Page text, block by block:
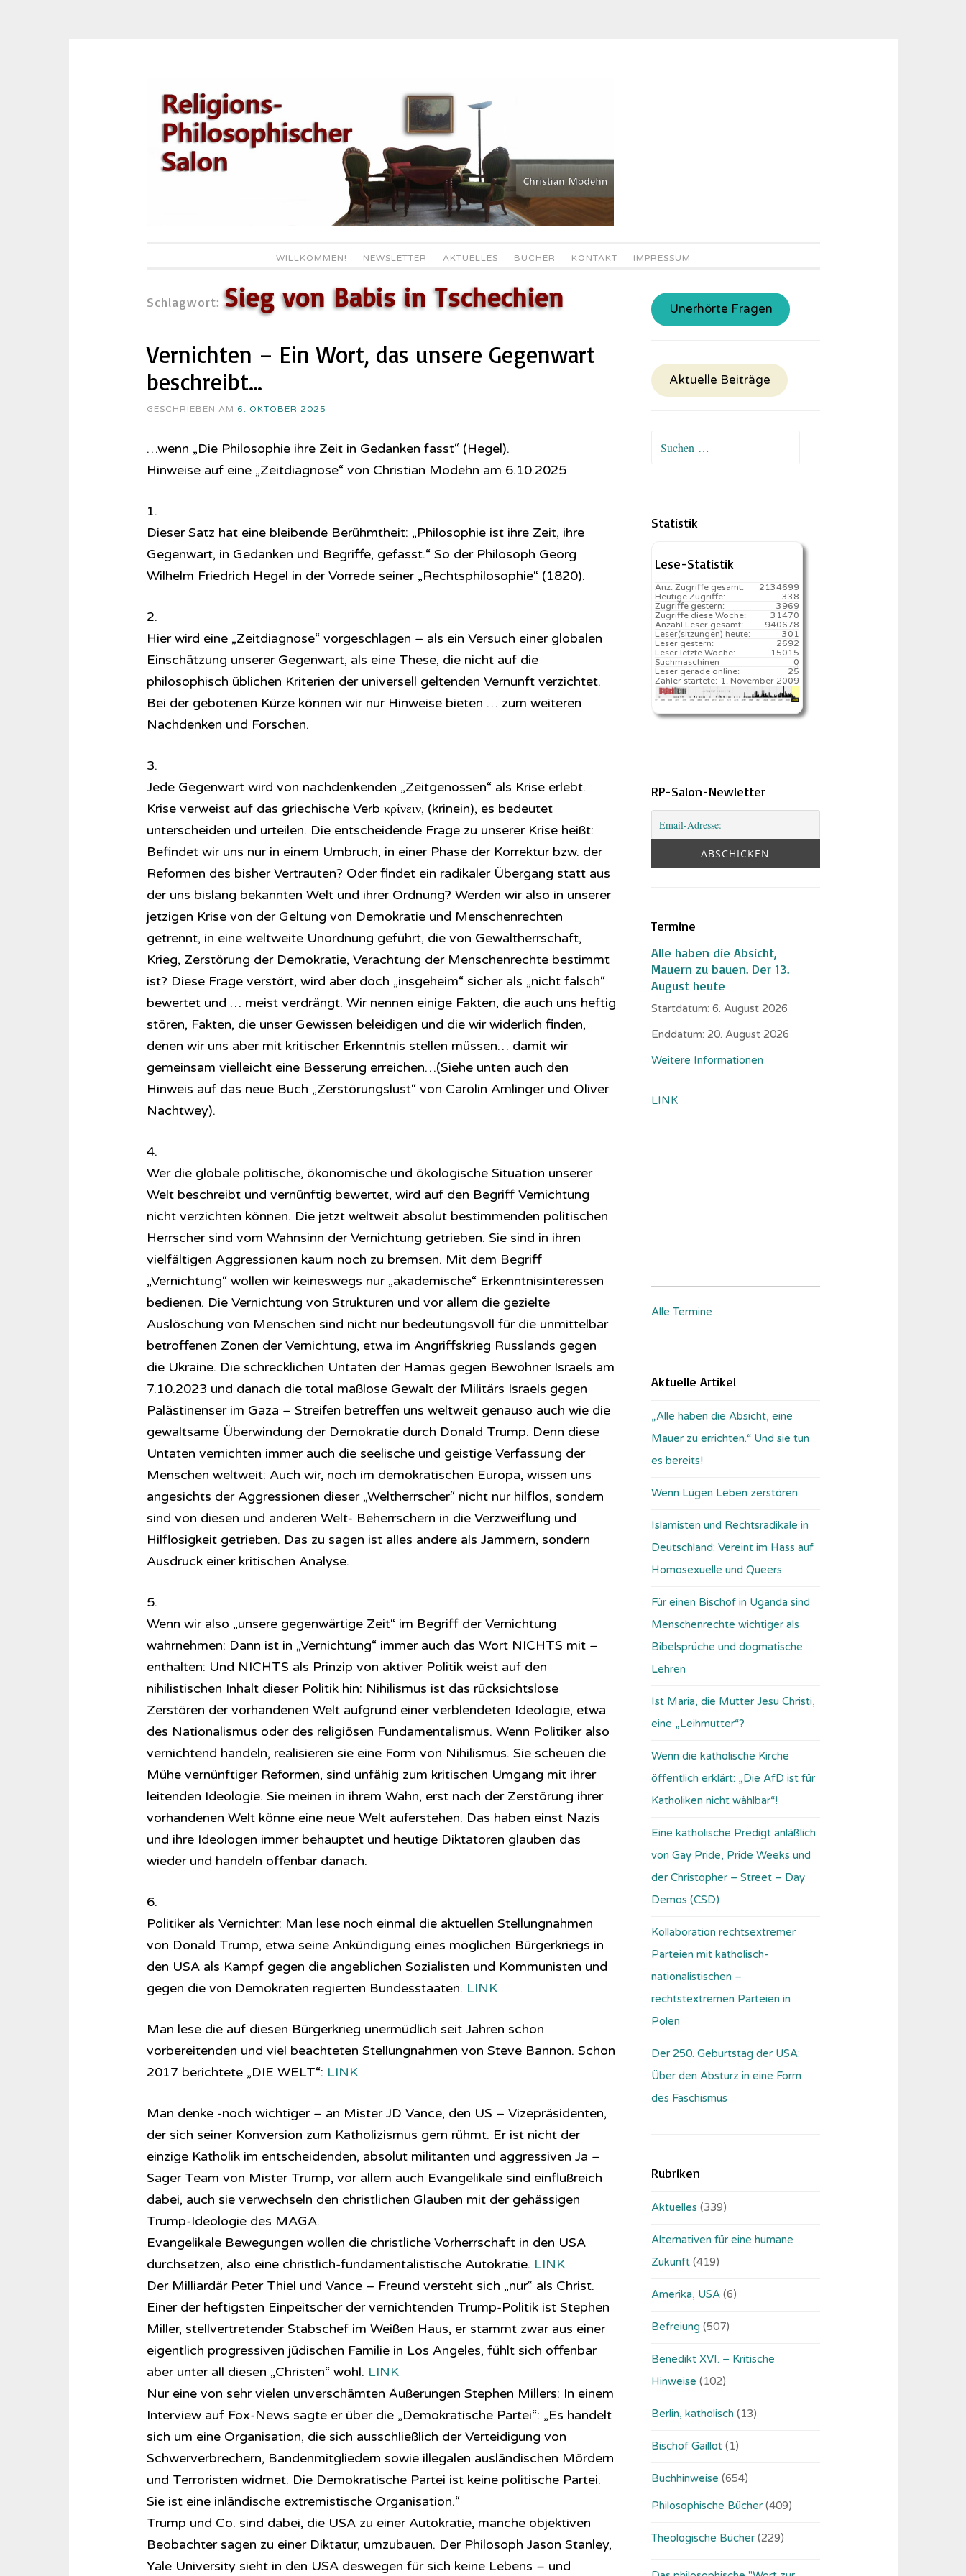
Inhalt
springen
WILLKOMMEN! NEWSLETTER AKTUELLES BÜCHER KONTAKT IMPRESSUM
Schlagwort:Sieg von Babis in Tschechien
Vernichten – Ein Wort, das unsere Gegenwart
beschreibt…
GESCHRIEBEN AM 6. OKTOBER 2025
…wenn „Die Philosophie ihre Zeit in Gedanken fasst“ (Hegel).
Hinweise auf eine „Zeitdiagnose“ von Christian Modehn am 6.10.2025
1.
Dieser Satz hat eine bleibende Berühmtheit: „Philosophie ist ihre Zeit, ihre
Gegenwart, in Gedanken und Begriffe, gefasst.“ So der Philosoph Georg
Wilhelm Friedrich Hegel in der Vorrede seiner „Rechtsphilosophie“ (1820).
2.
Hier wird eine „Zeitdiagnose“ vorgeschlagen – als ein Versuch einer globalen
Einschätzung unserer Gegenwart, als eine These, die nicht auf die
philosophisch üblichen Kriterien der universell geltenden Vernunft verzichtet.
Bei der gebotenen Kürze können wir nur Hinweise bieten … zum weiteren
Nachdenken und Forschen.
3.
Jede Gegenwart wird von nachdenkenden „Zeitgenossen“ als Krise erlebt.
Krise verweist auf das griechische Verb κρίνειν, (krinein), es bedeutet
unterscheiden und urteilen. Die entscheidende Frage zu unserer Krise heißt:
Befindet wir uns nur in einem Umbruch, in einer Phase der Korrektur bzw. der
Reformen des bisher Vertrauten? Oder findet ein radikaler Übergang statt aus
der uns bislang bekannten Welt und ihrer Ordnung? Werden wir also in unserer
jetzigen Krise von der Geltung von Demokratie und Menschenrechten
getrennt, in eine weltweite Unordnung geführt, die von Gewaltherrschaft,
Krieg, Zerstörung der Demokratie, Verachtung der Menschenrechte bestimmt
ist? Diese Frage verstört, wird aber doch „insgeheim“ sicher als „nicht falsch“
bewertet und … meist verdrängt. Wir nennen einige Fakten, die auch uns heftig
stören, Fakten, die unser Gewissen beleidigen und die wir widerlich finden,
denen wir uns aber mit kritischer Erkenntnis stellen müssen… damit wir
gemeinsam vielleicht eine Besserung erreichen…(Siehe unten auch den
Hinweis auf das neue Buch „Zerstörungslust“ von Carolin Amlinger und Oliver
Nachtwey).
4.
Wer die globale politische, ökonomische und ökologische Situation unserer
Welt beschreibt und vernünftig bewertet, wird auf den Begriff Vernichtung
nicht verzichten können. Die jetzt weltweit absolut bestimmenden politischen
Herrscher sind vom Wahnsinn der Vernichtung getrieben. Sie sind in ihren
vielfältigen Aggressionen kaum noch zu bremsen. Mit dem Begriff
„Vernichtung“ wollen wir keineswegs nur „akademische“ Erkenntnisinteressen
bedienen. Die Vernichtung von Strukturen und vor allem die gezielte
Auslöschung von Menschen sind nicht nur bedeutungsvoll für die unmittelbar
betroffenen Zonen der Vernichtung, etwa im Angriffskrieg Russlands gegen
die Ukraine. Die schrecklichen Untaten der Hamas gegen Bewohner Israels am
7.10.2023 und danach die total maßlose Gewalt der Militärs Israels gegen
Palästinenser im Gaza – Streifen betreffen uns weltweit genauso auch wie die
gewaltsame Überwindung der Demokratie durch Donald Trump. Denn diese
Untaten vernichten immer auch die seelische und geistige Verfassung der
Menschen weltweit: Auch wir, noch im demokratischen Europa, wissen uns
angesichts der Aggressionen dieser „Weltherrscher“ nicht nur hilflos, sondern
sind von diesen und anderen Welt- Beherrschern in die Verzweiflung und
Hilflosigkeit getrieben. Das zu sagen ist alles andere als Jammern, sondern
Ausdruck einer kritischen Analyse.
5.
Wenn wir also „unsere gegenwärtige Zeit“ im Begriff der Vernichtung
wahrnehmen: Dann ist in „Vernichtung“ immer auch das Wort NICHTS mit –
enthalten: Und NICHTS als Prinzip von aktiver Politik weist auf den
nihilistischen Inhalt dieser Politik hin: Nihilismus ist das rücksichtslose
Zerstören der vorhandenen Welt aufgrund einer verblendeten Ideologie, etwa
des Nationalismus oder des religiösen Fundamentalismus. Wenn Politiker also
vernichtend handeln, realisieren sie eine Form von Nihilismus. Sie scheuen die
Mühe vernünftiger Reformen, sind unfähig zum kritischen Umgang mit ihrer
leitenden Ideologie. Sie meinen in ihrem Wahn, erst nach der Zerstörung ihrer
vorhandenen Welt könne eine neue Welt auferstehen. Das haben einst Nazis
und ihre Ideologen immer behauptet und heutige Diktatoren glauben das
wieder und handeln offenbar danach.
6.
Politiker als Vernichter: Man lese noch einmal die aktuellen Stellungnahmen
von Donald Trump, etwa seine Ankündigung eines möglichen Bürgerkriegs in
den USA als Kampf gegen die angeblichen Sozialisten und Kommunisten und
gegen die von Demokraten regierten Bundesstaaten. LINK
Man lese die auf diesen Bürgerkrieg unermüdlich seit Jahren schon
vorbereitenden und viel beachteten Stellungnahmen von Steve Bannon. Schon
2017 berichtete „DIE WELT“: LINK
Man denke -noch wichtiger – an Mister JD Vance, den US – Vizepräsidenten,
der sich seiner Konversion zum Katholizismus gern rühmt. Er ist nicht der
einzige Katholik im entscheidenden, absolut militanten und aggressiven Ja –
Sager Team von Mister Trump, vor allem auch Evangelikale sind einflußreich
dabei, auch sie verwechseln den christlichen Glauben mit der gehässigen
Trump-Ideologie des MAGA.
Evangelikale Bewegungen wollen die christliche Vorherrschaft in den USA
durchsetzen, also eine christlich-fundamentalistische Autokratie. LINK
Der Milliardär Peter Thiel und Vance – Freund versteht sich „nur“ als Christ.
Einer der heftigsten Einpeitscher der vernichtenden Trump-Politik ist Stephen
Miller, stellvertretender Stabschef im Weißen Haus, er stammt zwar aus einer
eigentlich progressiven jüdischen Familie in Los Angeles, fühlt sich offenbar
aber unter all diesen „Christen“ wohl. LINK
Nur eine von sehr vielen unverschämten Äußerungen Stephen Millers: In einem
Interview auf Fox-News sagte er über die „Demokratische Partei“: „Es handelt
sich um eine Organisation, die sich ausschließlich der Verteidigung von
Schwerverbrechern, Bandenmitgliedern sowie illegalen ausländischen Mördern
und Terroristen widmet. Die Demokratische Partei ist keine politische Partei.
Sie ist eine inländische extremistische Organisation.“
Trump und Co. sind dabei, die USA zu einer Autokratie, manche objektiven
Beobachter sagen zu einer Diktatur, umzubauen. Der Philosoph Jason Stanley,
Yale University sieht in den USA deswegen für sich keine Lebens – und
Unerhörte Fragen
Aktuelle Beiträge
Suchen
Statistik
Lese-Statistik
2134699
Anz. Zugriffe gesamt:
338
Heutige Zugriffe:
3969
Zugriffe gestern:
31470
Zugriffe diese Woche:
940678
Anzahl Leser gesamt:
301️
Leser(sitzungen) heute:
2692
Leser gestern:
15015️
Leser letzte Woche:
0
Suchmaschinen
25
Leser gerade online:
1. November 2009
Zähler startete:
RP-Salon-Newletter
Termine
Alle haben die Absicht,
Mauern zu bauen. Der 13.
August heute
Startdatum:6. August 2026
Enddatum: 20. August 2026
Weitere Informationen
LINK
Alle Termine
Aktuelle Artikel
„Alle haben die Absicht, eine
Mauer zu errichten.“ Und sie tun
es bereits!
Wenn Lügen Leben zerstören
Islamisten und Rechtsradikale in
Deutschland: Vereint im Hass auf
Homosexuelle und Queers
Für einen Bischof in Uganda sind
Menschenrechte wichtiger als
Bibelsprüche und dogmatische
Lehren
Ist Maria, die Mutter Jesu Christi,
eine „Leihmutter“?
Wenn die katholische Kirche
öffentlich erklärt: „Die AfD ist für
Katholiken nicht wählbar“!
Eine katholische Predigt anläßlich
von Gay Pride, Pride Weeks und
der Christopher – Street – Day
Demos (CSD)
Kollaboration rechtsextremer
Parteien mit katholisch-
nationalistischen –
rechtstextremen Parteien in
Polen
Der 250. Geburtstag der USA:
Über den Absturz in eine Form
des Faschismus
Rubriken
Aktuelles (339)
Alternativen für eine humane
Zukunft (419)
Amerika, USA (6)
Befreiung (507)
Benedikt XVI. – Kritische
Hinweise (102)
Berlin, katholisch (13)
Bischof Gaillot (1)
Buchhinweise (654)
Philosophische Bücher (409)
Theologische Bücher (229)